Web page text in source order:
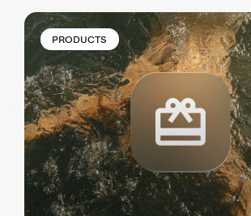
PRODUCTS